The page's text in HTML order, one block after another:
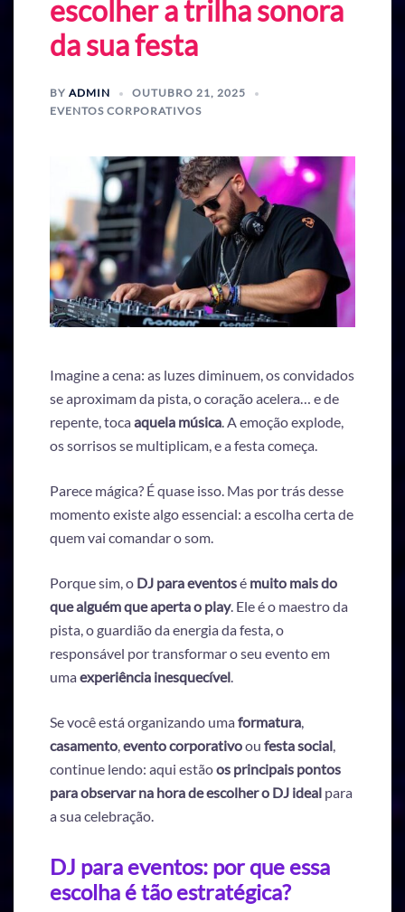
escolher a trilha sonora
da sua festa
BY ADMIN
OUTUBRO 21, 2025
EVENTOS CORPORATIVOS
Imagine a cena: as luzes diminuem, os convidados
se aproximam da pista, o coração acelera… e de
repente, tocaaquela música. A emoção explode,
os sorrisos se multiplicam, e a festa começa.
Parece mágica? É quase isso. Mas por trás desse
momento existe algo essencial: a escolha certa de
quem vai comandar o som.
Porque sim, o DJ para eventosé muito mais do
que alguém que aperta o play. Ele é o maestro da
pista, o guardião da energia da festa, o
responsável por transformar o seu evento em
umaexperiência inesquecível.
Se você está organizando umaformatura,
casamento,evento corporativoou festa social,
continue lendo: aqui estãoos principais pontos
para observar na hora de escolher o DJ ideal para
a sua celebração.
DJ para eventos: por que essa
escolha é tão estratégica?